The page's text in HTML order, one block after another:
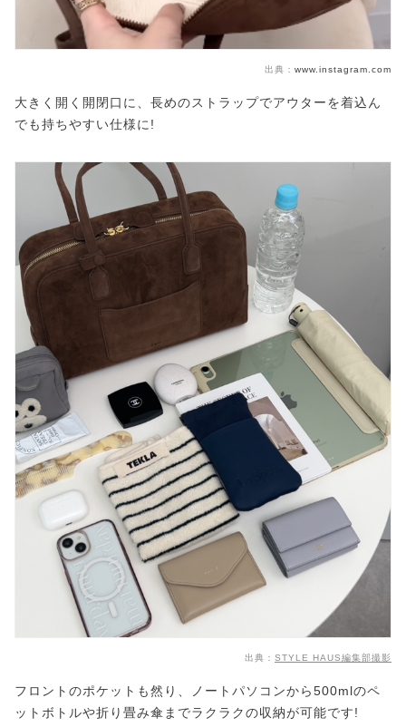
出典： www.instagram.com
大きく開く開閉口に、長めのストラップでアウターを着込ん
でも持ちやすい仕様に!
出典： STYLE HAUS編集部撮影
フロントのポケットも然り、ノートパソコンから500mlのペ
ットボトルや折り畳み傘までラクラクの収納が可能です!